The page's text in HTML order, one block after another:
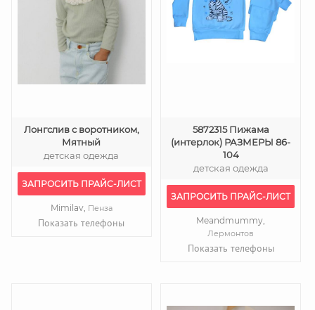
Лонгслив с воротником,
Мятный
детская одежда
ЗАПРОСИТЬ ПРАЙС-ЛИСТ
Mimilav, Пенза
Показать телефоны
5872315 Пижама
(интерлок) РАЗМЕРЫ 86-
104
детская одежда
ЗАПРОСИТЬ ПРАЙС-ЛИСТ
Meandmummy,
Лермонтов
Показать телефоны